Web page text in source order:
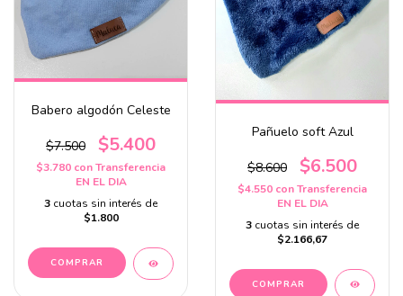
Babero algodón Celeste
$7.500 $5.400
$3.780 conTransferencia
EN EL DIA
3 cuotas sin interés de
$1.800
Pañuelo soft Azul
$8.600 $6.500
$4.550 conTransferencia
EN EL DIA
3 cuotas sin interés de
$2.166,67